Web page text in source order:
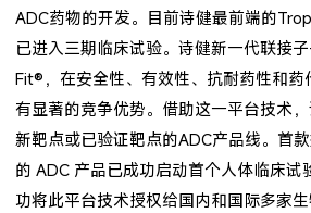
ADC药物的开发。目前诗健最前端的
已进入三期临床试验。诗健新一代联接
Fit®，在安全性、有效性、抗耐药性和
有显著的竞争优势。借助这一平台技术
新靶点或已验证靶点的ADC产品线。首
的 ADC 产品已成功启动首个人体临床试
功将此平台技术授权给国内和国际多家